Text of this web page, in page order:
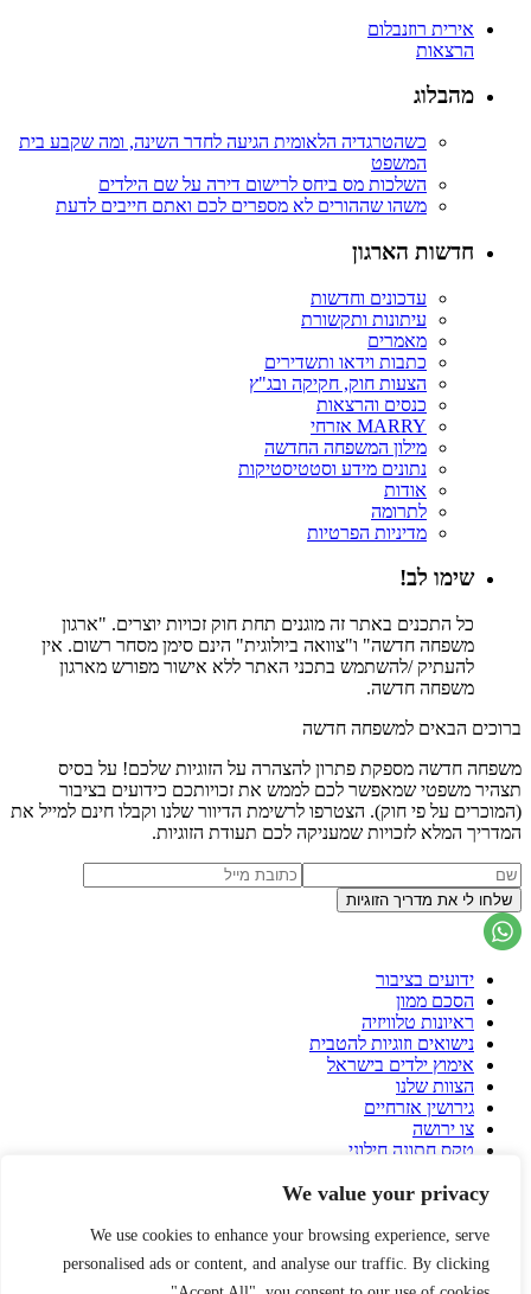
We value your privacy
We use cookies to enhance your browsing experience, serve
personalised ads or content, and analyse our traffic. By clicking
אירית רוזנבלום
הרצאות
מהבלוג
כשהטרגדיה הלאומית הגיעה לחדר השינה, ומה שקבע בית
המשפט
השלכות מס ביחס לרישום דירה על שם הילדים
משהו שההורים לא מספרים לכם ואתם חייבים לדעת
חדשות הארגון
עדכונים וחדשות
עיתונות ותקשורת
מאמרים
כתבות וידאו ותשדירים
הצעות חוק, חקיקה ובג"ץ
כנסים והרצאות
MARRY אזרחי
מילון המשפחה החדשה
נתונים מידע וסטטיסטיקות
אודות
לתרומה
מדיניות הפרטיות
שימו לב!
כל התכנים באתר זה מוגנים תחת חוק זכויות יוצרים. "ארגון
משפחה חדשה" ו"צוואה ביולוגית" הינם סימן מסחר רשום. אין
להעתיק /להשתמש בתכני האתר ללא אישור מפורש מארגון
משפחה חדשה.
ברוכים הבאים למשפחה חדשה
משפחה חדשה מספקת פתרון להצהרה על הזוגיות שלכם! על בסיס
תצהיר משפטי שמאפשר לכם לממש את זכויותכם כידועים בציבור
(המוכרים על פי חוק). הצטרפו לרשימת הדיוור שלנו וקבלו חינם למייל את
המדריך המלא לזכויות שמעניקה לכם תעודת הזוגיות.
ידועים בציבור
הסכם ממון
ראיונות טלוויזיה
נישואים וזוגיות להטבית
אימוץ ילדים בישראל
הצוות שלנו
גירושין אזרחיים
צו ירושה
טקס חתונה חילוני
פונדקאות בישראל
הורות גאה
עיזבון
שאלות ותשובות על הסכם ממון